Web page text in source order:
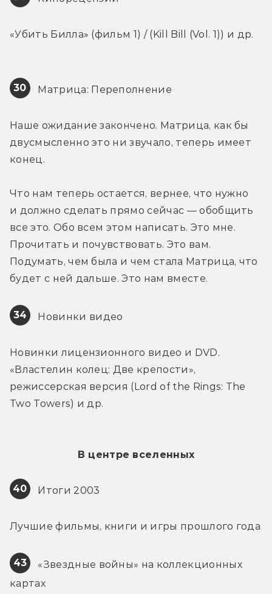
«Убить Билла» (фильм 1) / (Kill Bill (Vol. 1)) и др.
30 Матрица: Переполнение
Наше ожидание закончено. Матрица, как бы
двусмысленно это ни звучало, теперь имеет
конец.
Что нам теперь остается, вернее, что нужно
и должно сделать прямо сейчас — обобщить
все это. Обо всем этом написать. Это мне.
Прочитать и почувствовать. Это вам.
Подумать, чем была и чем стала Матрица, что
будет с ней дальше. Это нам вместе.
34 Новинки видео
Новинки лицензионного видео и DVD.
«Властелин колец: Две крепости»,
режиссерская версия (Lord of the Rings: The
Two Towers) и др.
В центре вселенных
40 Итоги 2003
Лучшие фильмы, книги и игры прошлого года
43
«Звездные войны» на коллекционных
картах